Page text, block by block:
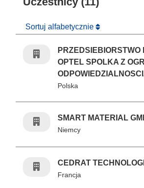
Sortuj alfabetycznie
OPTEL SPOLKA Z
Polska
SMART MATERIAL
Niemcy
CEDRAT
Francja